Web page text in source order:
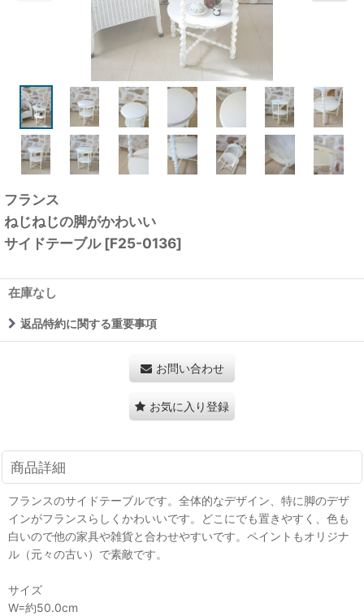
フランス
ねじねじの脚がかわいい
サイドテーブル [F25-0136]
在庫なし
返品特約に関する重要事項
お問い合わせ
お気に入り登録
商品詳細
フランスのサイドテーブルです。全体的なデザイン、特に脚のデザ
インがフランスらしくかわいいです。どこにでも置きやすく、色も
白いので他の家具や雑貨と合わせやすいです。ペイントもオリジナ
ル（元々の古い）で素敵です。
サイズ
W=約50.0cm